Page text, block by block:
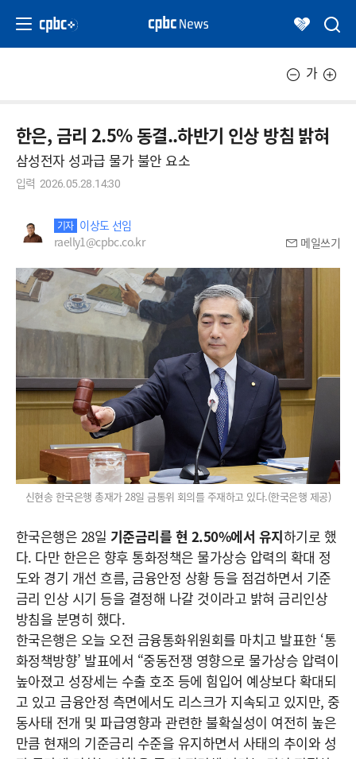
가
한은, 금리 2.5% 동결..하반기 인상 방침 밝혀
삼성전자 성과급 물가 불안 요소
입력 2026.05.28.14:30
기자 이상도 선임
raelly1@cpbc.co.kr
메일쓰기
신현송 한국은행 총재가 28일 금통위 회의를 주재하고 있다.(한국은행 제공)
한국은행은 28일 기준금리를 현 2.50%에서 유지하기로 했
다. 다만 한은은 향후 통화정책은 물가상승 압력의 확대 정
도와 경기 개선 흐름, 금융안정 상황 등을 점검하면서 기준
금리 인상 시기 등을 결정해 나갈 것이라고 밝혀 금리인상
방침을 분명히 했다.
한국은행은 오늘 오전 금융통화위원회를 마치고 발표한 ‘통
화정책방향’ 발표에서 “중동전쟁 영향으로 물가상승 압력이
높아졌고 성장세는 수출 호조 등에 힘입어 예상보다 확대되
고 있고 금융안정 측면에서도 리스크가 지속되고 있지만, 중
동사태 전개 및 파급영향과 관련한 불확실성이 여전히 높은
만큼 현재의 기준금리 수준을 유지하면서 사태의 추이와 성